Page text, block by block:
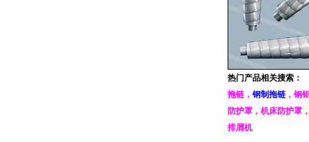
热门产品相关搜索：
拖链 ， 钢制拖链 ， 钢
防护罩 ， 机床防护罩
排屑机